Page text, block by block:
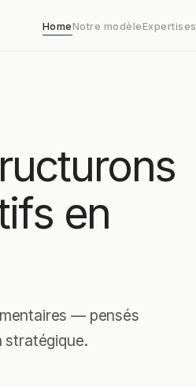
HomeNotre modèleExpertises
en
— pensés
stratégique.